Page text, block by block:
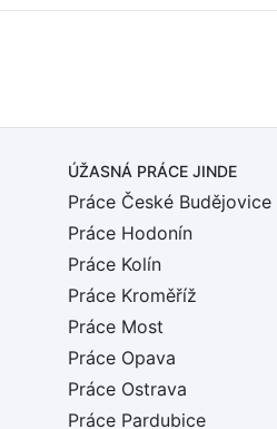
ÚŽASNÁ PRÁCE JINDE
Práce České Budějovice
Práce Hodonín
Práce Kolín
Práce Kroměříž
Práce Most
Práce Opava
Práce Ostrava
Práce Pardubice